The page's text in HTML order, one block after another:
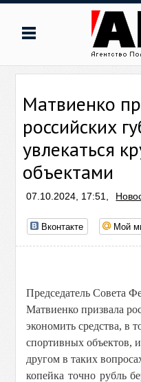
Матвиенко
российских
увлекаться
объектами
07.10.2024, 17:51,
Вконтакте Мой
Председатель Совета
Матвиенко призвала
экономить средства, в
спортивных объектов,
другом в таких
копейка точно рубль